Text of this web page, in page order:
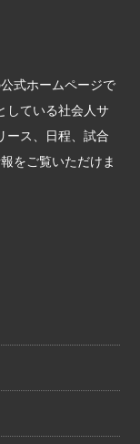
式ホームページで
している社会人サ
ース、日程、試合
をご覧いただけま